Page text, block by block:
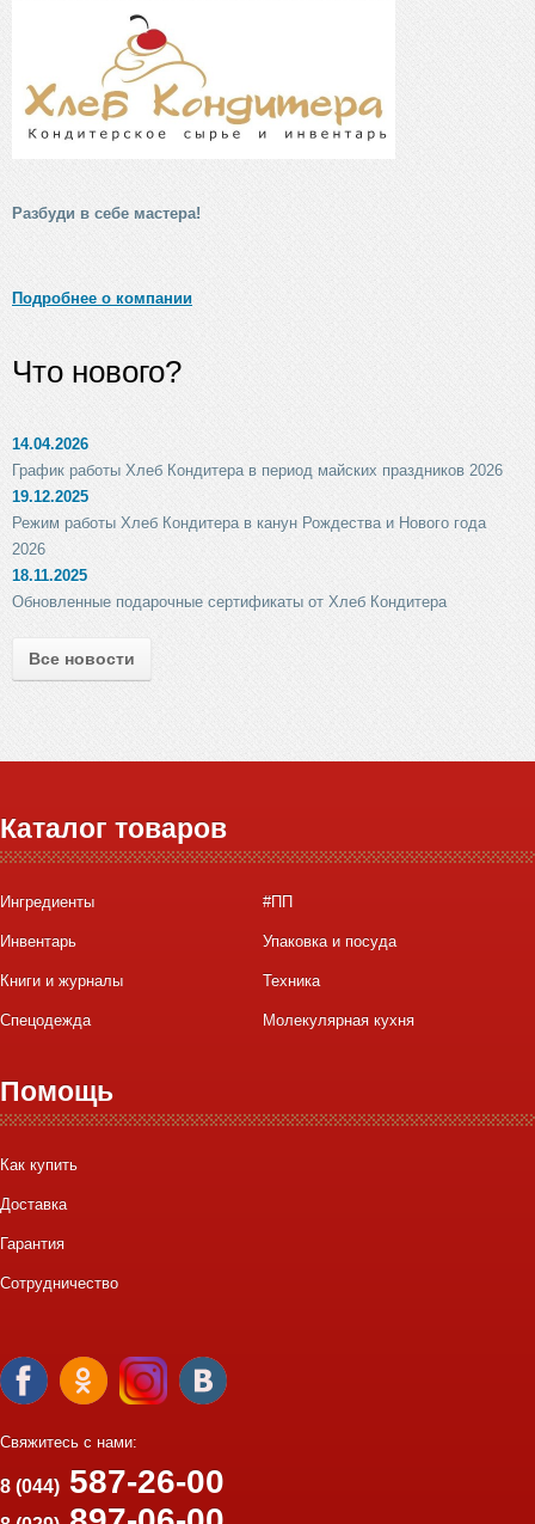
Разбуди в себе мастера!
Подробнее о компании
Что нового?
14.04.2026
График работы Хлеб Кондитера в период майских праздников 2026
19.12.2025
Режим работы Хлеб Кондитера в канун Рождества и Нового года
2026
18.11.2025
Обновленные подарочные сертификаты от Хлеб Кондитера
Все новости
Каталог товаров
Ингредиенты #ПП
Инвентарь Упаковка и посуда
Книги и журналы Техника
Спецодежда Молекулярная кухня
Помощь
Как купить
Доставка
Гарантия
Сотрудничество
Свяжитесь с нами:
8 (044) 587-26-00